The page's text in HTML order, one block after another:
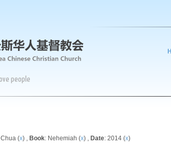
people
(x) , Book: Nehemiah (x) , Date: 2014 (x)